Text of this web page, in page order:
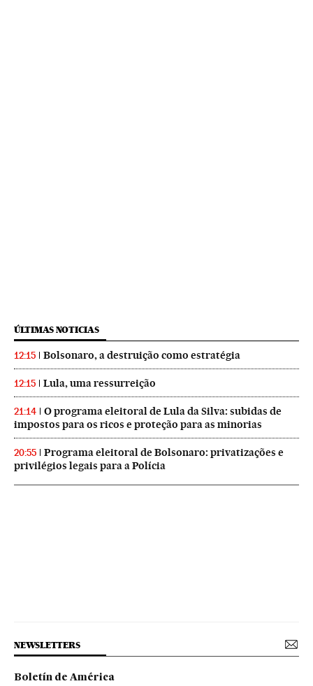
ÚLTIMAS NOTICIAS
12:15 Bolsonaro, a destruição como estratégia
12:15 Lula, uma ressurreição
21:14
O programa eleitoral de Lula da Silva: subidas de
impostos para os ricos e proteção para as minorias
20:55
Programa eleitoral de Bolsonaro: privatizações e
privilégios legais para a Polícia
NEWSLETTERS
Boletín de América